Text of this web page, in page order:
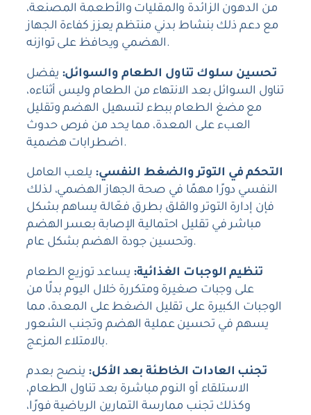
من الدهون الزائدة والمقليات والأطعمة المصنعة،
مع دعم ذلك بنشاط بدني منتظم يعزز كفاءة الجهاز
الهضمي ويحافظ على توازنه.
تحسين سلوك تناول الطعام والسوائل: يفضل
تناول السوائل بعد الانتهاء من الطعام وليس أثناءه،
مع مضغ الطعام ببطء لتسهيل الهضم وتقليل
العبء على المعدة، مما يحد من فرص حدوث
اضطرابات هضمية.
التحكم في التوتر والضغط النفسي: يلعب العامل
النفسي دورًا مهمًا في صحة الجهاز الهضمي، لذلك
فإن إدارة التوتر والقلق بطرق فعّالة يساهم بشكل
مباشر في تقليل احتمالية الإصابة بعسر الهضم
وتحسين جودة الهضم بشكل عام.
تنظيم الوجبات الغذائية: يساعد توزيع الطعام
على وجبات صغيرة ومتكررة خلال اليوم بدلًا من
الوجبات الكبيرة على تقليل الضغط على المعدة، مما
يسهم في تحسين عملية الهضم وتجنب الشعور
بالامتلاء المزعج.
تجنب العادات الخاطئة بعد الأكل: ينصح بعدم
الاستلقاء أو النوم مباشرة بعد تناول الطعام،
وكذلك تجنب ممارسة التمارين الرياضية فورًا،